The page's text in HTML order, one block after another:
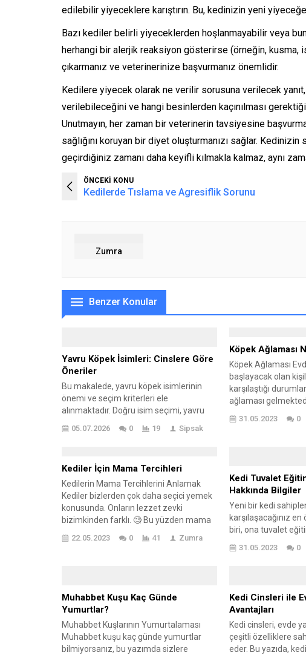
edilebilir yiyeceklere karıştırın. Bu, kedinizin yeni yiyeceğe
Bazı kediler belirli yiyeceklerden hoşlanmayabilir veya
herhangi bir alerjik reaksiyon gösterirse (örneğin,
çıkarmanız ve veterinerinize başvurmanız önemlidir.
Kedilere yiyecek olarak ne verilir sorusuna verilecek
verilebileceğini ve hangi besinlerden kaçınılması
Unutmayın, her zaman bir veterinerin tavsiyesine
sağlığını koruyan bir diyet oluşturmanızı sağlar. Kedinizin
geçirdiğiniz zamanı daha keyifli kılmakla kalmaz, aynı
ÖNCEKİ KONU
Kedilerde Tıslama ve Agresiflik Sorunu
Zumra
Benzer Konular
Yavru Köpek İsimleri: Cinslere Göre
Öneriler
Bu makalede, yavru köpek isimlerinin
önemi ve seçim kriterleri ele
alınmaktadır. Doğru isim seçimi, yavru
olan iletişimi güçlendirmek amacıyla
her cinsin karakteristik özelliklerine göre
belirlenmiştir. Ayrıca, yavru köpek
isimlerinin anlamları ve özellikleri de...
05.07.2026 0 19 Sipsak
Köpek Ağlaması
Köpek Ağlaması
başlayacak olan
karşılaştığı
ağlaması
da, annesinden yeni
bilinmektedir. Köpek...
31.05.2023 0
Kediler İçin Mama Tercihleri
Kedilerin Mama Tercihlerini Anlamak
Kediler bizlerden çok daha seçici yemek
konusunda. Onların lezzet zevki
bizimkinden farklı. 🧐 Bu yüzden mama
anlamak önemli. Kediler genellikle et
Kedinizin yaşı mama tercihinde çok
önemli....
22.05.2023 0 41 Zumra
Kedi Tuvalet
Hakkında Bilgiler
Yeni bir kedi
karşılaşacağınız
biri, ona tuvalet
kedinizin sağlığı ve
şekilde yönetmesine
aynı zamanda
daha rahat...
31.05.2023 0
Muhabbet Kuşu Kaç Günde
Yumurtlar?
Muhabbet Kuşlarının Yumurtalaması
Muhabbet kuşu kaç günde yumurtlar
bilmiyorsanız, bu yazımda sizlere
Kedi Cinsleri ile
Avantajları
Kedi cinsleri, evde
çeşitli özelliklere
eder. Bu yazıda,